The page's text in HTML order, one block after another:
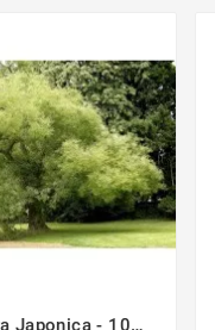
Japonica - 10